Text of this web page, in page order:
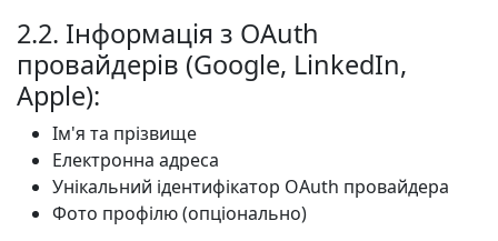
2.2. Інформація з OAuth
провайдерів (Google, LinkedIn,
Apple):
Ім'я та прізвище
Електронна адреса
Унікальний ідентифікатор OAuth провайдера
Фото профілю (опціонально)